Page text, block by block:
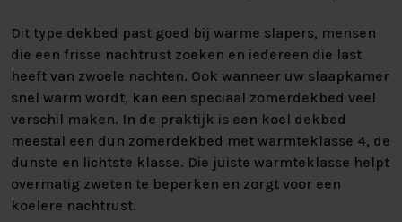
Dit type dekbed past goed bij warme slapers, mensen
die een frisse nachtrust zoeken en iedereen die last
heeft van zwoele nachten. Ook wanneer uw slaapkamer
snel warm wordt, kan een speciaal zomerdekbed veel
verschil maken. In de praktijk is een koel dekbed
meestal een dun zomerdekbed met warmteklasse 4, de
dunste en lichtste klasse. Die juiste warmteklasse helpt
overmatig zweten te beperken en zorgt voor een
koelere nachtrust.